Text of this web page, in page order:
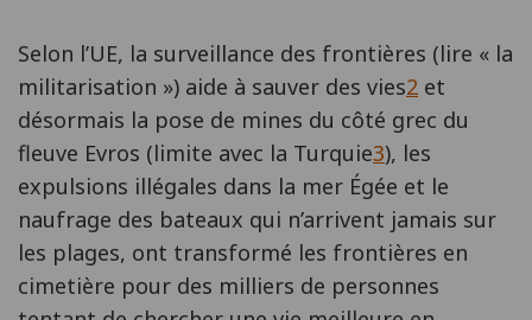
Selon l’UE, la surveillance des frontières (lire « la
militarisation ») aide à sauver des vies2 et
désormais la pose de mines du côté grec du
fleuve Evros (limite avec la Turquie3), les
expulsions illégales dans la mer Égée et le
naufrage des bateaux qui n’arrivent jamais sur
les plages, ont transformé les frontières en
cimetière pour des milliers de personnes